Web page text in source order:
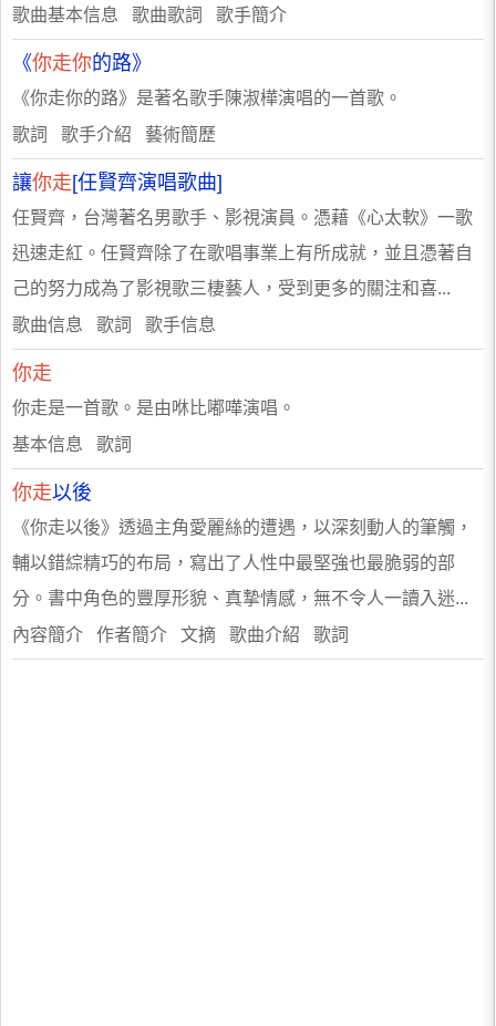
歌曲基本信息 歌曲歌詞 歌手簡介
《你走你的路》
《你走你的路》是著名歌手陳淑樺演唱的一首歌。
歌詞 歌手介紹 藝術簡歷
讓你走[任賢齊演唱歌曲]
任賢齊，台灣著名男歌手、影視演員。憑藉《心太軟》一歌
迅速走紅。任賢齊除了在歌唱事業上有所成就，並且憑著自
己的努力成為了影視歌三棲藝人，受到更多的關注和喜...
歌曲信息 歌詞 歌手信息
你走
你走是一首歌。是由咻比嘟嘩演唱。
​基本信息 歌詞
你走以後
《你走以後》透過主角愛麗絲的遭遇，以深刻動人的筆觸，
輔以錯綜精巧的布局，寫出了人性中最堅強也最脆弱的部
分。書中角色的豐厚形貌、真摯情感，無不令人一讀入迷...
內容簡介 作者簡介 文摘 歌曲介紹 歌詞